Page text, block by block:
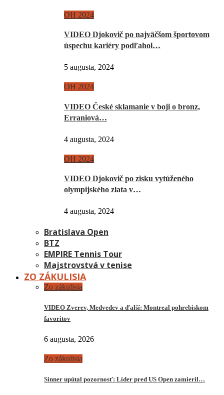
OH 2024
VIDEO Djokovič po najväčšom športovom
úspechu kariéry podľahol…
5 augusta, 2024
OH 2024
VIDEO České sklamanie v boji o bronz,
Erraniová…
4 augusta, 2024
OH 2024
VIDEO Djokovič po zisku vytúženého
olympijského zlata v…
4 augusta, 2024
Bratislava Open
BTZ
EMPIRE Tennis Tour
Majstrovstvá v tenise
ZO ZÁKULISIA
Zo zákulisia
VIDEO Zverev, Medvedev a ďalší: Montreal pohrebiskom
favoritov
6 augusta, 2026
Zo zákulisia
Sinner upútal pozornosť: Líder pred US Open zamieril…